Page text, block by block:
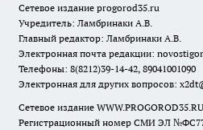
Сетевое издание progorod35.ru
Учредитель: Ламбринаки А.В.
Главный редактор: Ламбринаки А.В.
Электронная почта редакции:
Телефоны: 8(8212)39-14-42, 89041001090
Электронная для других вопросов:
Сетевое издание
Регистрационный номер СМИ ЭЛ №ФС77-